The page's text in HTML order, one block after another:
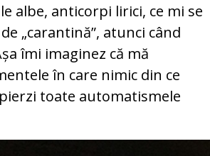
albe, anticorpi lirici, ce mi se
„carantină”, atunci când
îmi imaginez că mă
în care nimic din ce
toate automatismele